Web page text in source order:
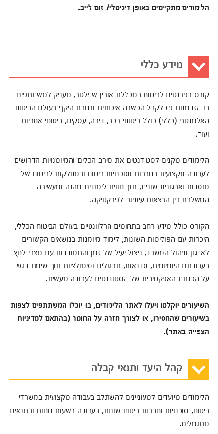
הלימודים מתקיימים באופן דיגיטלי/ זום לייב.
מידע כללי
קורס רפרנטים לביטוח במכללת אורין שפלטר, מעניק למשתתפים
בו הזדמנות פז לקבל הכשרה איכותית ורחבת היקף בעולם הביטוח
האלמנטרי (כללי) כולל ביטוחי רכב, דירה, עסקים, ביטוחי אחריות
ועוד.
הלימודים מקנים לסטודנטים את מירב הכלים והמיומנויות הדרושים
לעבודה מקצועית בחברות וסוכנויות ביטוח ובמחלקות לביטוח של
מוסדות וארגונים שונים, תוך חווית לימודים מהנה ומעשירה
המשלבת בין הרצאות עיוניות לפרקטיקה.
הקורס כולל מידע רחב בתחומים הרלוונטיים בעולם הביטוח הכללי,
היכרות עם הפוליסות השונות, לימוד מיומנות בנושאים הקשורים
לארגון וניהול המשרד, ניצול יעיל של זמן והתמודדות עם מצבי לחץ
בעבודתם היומיומית, סדנאות, תרגולים וסימולציות תוך שימת דגש
על הכנתם האפקטיבית של הסטודנטים לעבודה מעשית.
השיעורים יוקלטו ויעלו לאתר הלימודים, בו יוכלו המשתתפים לצפות
בשיעורים שהחסירו, או לצורך חזרה על החומר (בהתאם למדיניות
הצפייה באתר).
קהל היעד ותנאי קבלה
הלימודים מיועדים למעוניינים להשתלב בעבודה מקצועית במשרדי
ביטוח, סוכנויות וחברות ביטוח שונות, בעבודה בשעות נוחות ובתנאים
מתגמלים.